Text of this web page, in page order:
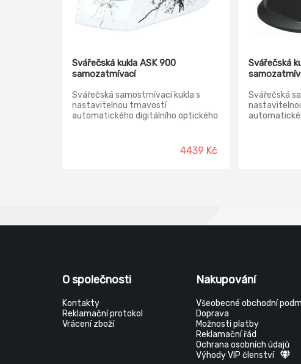
Svářečská kukla ASK 900
samozatmívací
Svářečská samostmívací kukla s
nastavitelnou tmavostí
automatického digitálního optického
Vyhovuje normě EN 166, EN 175, EN
4439 Kč
Svářečská
Svářečská
O společnosti
Kontakty
Reklamační protokol
Vrácení zboží
Nakupování
Všeobecné obchodní
Doprava
Možnosti platby
Reklamační řád
Ochrana osobních údajů
Výhody VIP členství